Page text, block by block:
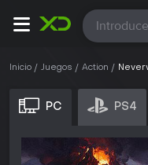
Todas
Inicio Juegos Action
PC PS4